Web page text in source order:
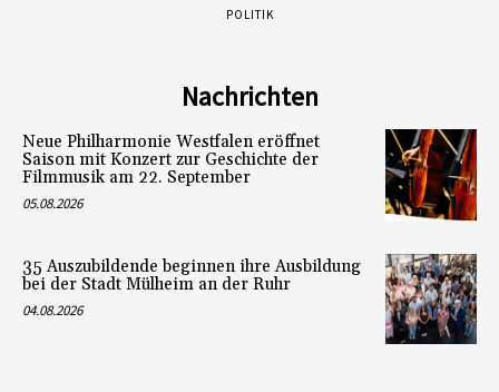
POLITIK
Nachrichten
Neue Philharmonie Westfalen eröffnet
Saison mit Konzert zur Geschichte der
Filmmusik am 22. September
05.08.2026
35 Auszubildende beginnen ihre Ausbildung
bei der Stadt Mülheim an der Ruhr
04.08.2026